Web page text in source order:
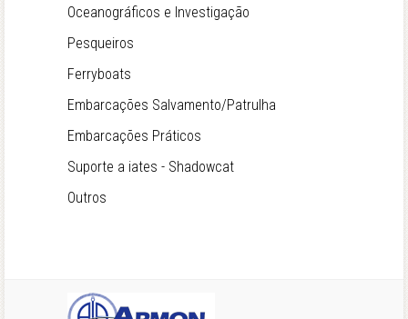
Oceanográficos e Investigação
Pesqueiros
Ferryboats
Embarcações Salvamento/Patrulha
Embarcações Práticos
Suporte a iates - Shadowcat
Outros